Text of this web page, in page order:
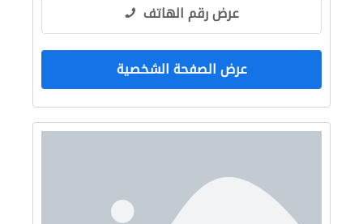
عرض رقم الهاتف
عرض الصفحة الشخصية